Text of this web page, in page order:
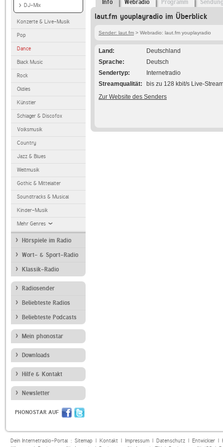
DJ-Mix
Konzerte & Live-Musik
Pop
Dance
Black Music
Rock
Oldies
Künstler
Schlager & Discofox
Volksmusik
Country
Jazz & Blues
Weltmusik
Gothic & Mittelalter
Soundtracks & Musical
Kinder-Musik
Mehr Genres
Hörspiele im Radio
Wort- & Sport-Radio
Klassik-Radio
Radiosender
Beliebteste Radios
Beliebteste Podcasts
Mein phonostar
Downloads
Hilfe & Kontakt
Newsletter
PHONOSTAR AUF
Info Webradio Programm
laut.fm youplayradio im Überblick
Sender: laut.fm > Webradio: laut.fm youplayradio
Land
Deutschland
Sprache
Deutsch
Sendertyp
Internetradio
Streamqualität
bis zu 128 kbit/s Live-
Zur Website des Senders
Dein Internetradio-Portal : Sitemap| Kontakt| Impressum| Datenschutz| Entwickler|